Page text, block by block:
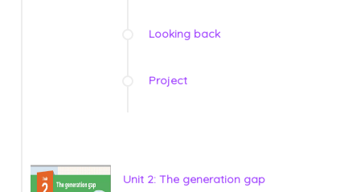
Looking back
Project
Unit 2: The generation gap